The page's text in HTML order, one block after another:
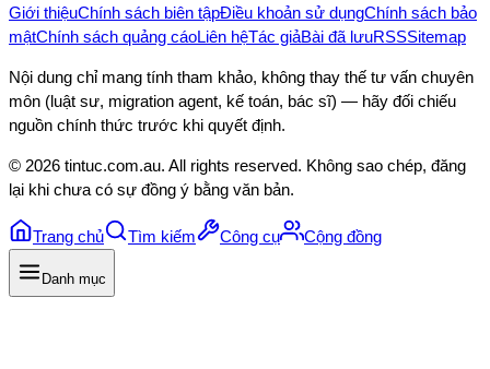
Giới thiệuChính sách biên tậpĐiều khoản sử dụngChính sách bảo
mậtChính sách quảng cáoLiên hệTác giảBài đã lưuRSSSitemap
Nội dung chỉ mang tính tham khảo, không thay thế tư vấn chuyên
môn (luật sư, migration agent, kế toán, bác sĩ) — hãy đối chiếu
nguồn chính thức trước khi quyết định.
© 2026 tintuc.com.au. All rights reserved. Không sao chép, đăng
lại khi chưa có sự đồng ý bằng văn bản.
Trang chủ Tìm kiếm Công cụ Cộng đồng
Danh mục